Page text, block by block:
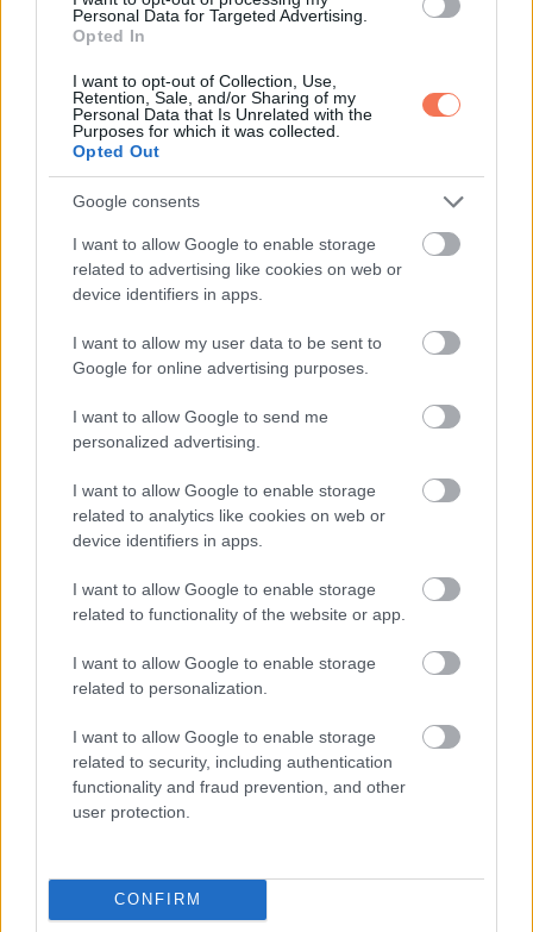
Personal Data for Targeted Advertising.
Opted In
I want to opt-out of Collection, Use,
Retention, Sale, and/or Sharing of my
Personal Data that Is Unrelated with the
Purposes for which it was collected.
Opted Out
Google consents
I want to allow Google to enable storage
related to advertising like cookies on web or
device identifiers in apps.
I want to allow my user data to be sent to
Google for online advertising purposes.
I want to allow Google to send me
personalized advertising.
I want to allow Google to enable storage
related to analytics like cookies on web or
device identifiers in apps.
I want to allow Google to enable storage
related to functionality of the website or app.
I want to allow Google to enable storage
related to personalization.
I want to allow Google to enable storage
related to security, including authentication
functionality and fraud prevention, and other
user protection.
CONFIRM
„Terhes voltál.”
Megszédültem. „Terhes?”
„Három hónapos” tette hozzá keserűen. „Mi fél éve nem
értünk egymáshoz.”
A gyerek Ethanétől volt.
„Mi történt?”
„Engedélyeztem a terhesség megszakítását” mondta.
„Eszméletlen voltál. A férjedként aláírtam.”
„Elvetted a gyerekemet?”
„Bizonyíték volt!” robbant ki belőle. „Mit csináljak, hordd ki
egy másik férfi gyerekét?”
„Nem volt jogod hozzá!”
„Gyűlöllek” sírtam.
„Most már tudod, én mit éreztem tizennyolc évig.”
Ekkor csörgött a telefon. Jake súlyos autóbalesetet
A kórházban káosz volt. Jake kritikus állapotban volt, és vér